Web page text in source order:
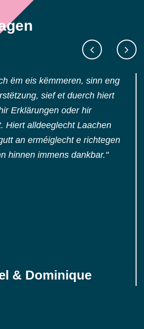
ëm eis këmmeren, sinn eng
sief et duerch hiert
Erklärungen oder hir
Hiert alldeeglecht Laachen
an erméiglecht e richtegen
hinnen immens dankbar."
& Dominique